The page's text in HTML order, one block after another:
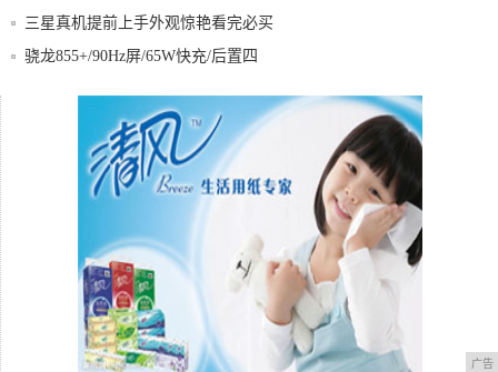
三星真机提前上手外观惊艳看完必买
骁龙855+/90Hz屏/65W快充/后置四
小米发红米Note2Pro可能性大雷军魅力在
广告